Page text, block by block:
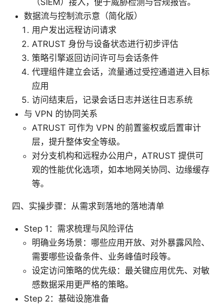
（SIEM）接入，便于威胁检测与合规报告。
数据流与控制流示意（简化版）
用户发出远程访问请求
ATRUST 身份与设备状态进行初步评估
策略引擎返回访问许可与会话条件
代理组件建立会话，流量通过受控通道进入目标
应用
访问结束后，记录会话日志并送往日志系统
与 VPN 的协同关系
ATRUST 可作为 VPN 的前置鉴权或后置审计
层，提升整体安全等级。
对分支机构和远程办公用户，ATRUST 提供可
观的性能优化选项，如本地网关协同、边缘缓存
等。
四、实操步骤：从需求到落地的落地清单
Step 1：需求梳理与风险评估
明确业务场景：哪些应用开放、对外暴露风险、
需要哪些设备条件、业务峰值时段等。
设定访问策略的优先级：最关键应用优先、对敏
感数据采用更严格的策略。
Step 2：基础设施准备